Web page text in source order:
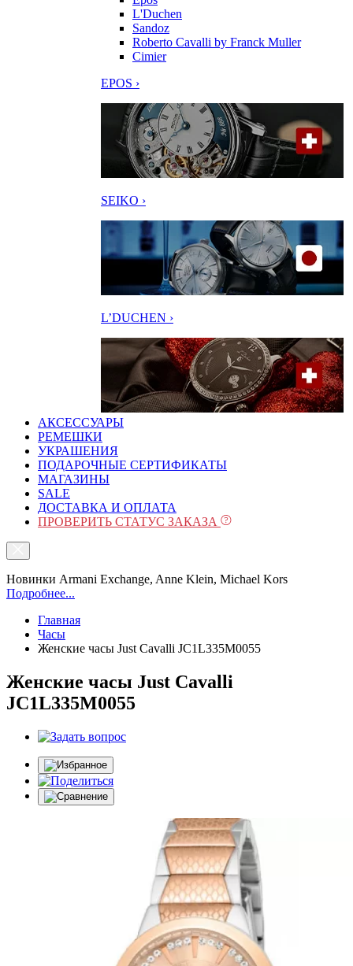
L'Duchen
Sandoz
Roberto Cavalli by Franck Muller
Cimier
EPOS ›
SEIKO ›
L’DUCHEN ›
АКСЕССУАРЫ
РЕМЕШКИ
УКРАШЕНИЯ
ПОДАРОЧНЫЕ СЕРТИФИКАТЫ
МАГАЗИНЫ
SALE
ДОСТАВКА И ОПЛАТА
ПРОВЕРИТЬ СТАТУС ЗАКАЗА
Новинки Armani Exchange, Anne Klein, Michael Kors
Подробнее...
Главная
Часы
Женские часы Just Cavalli JC1L335M0055
Женские часы Just Cavalli
JC1L335M0055